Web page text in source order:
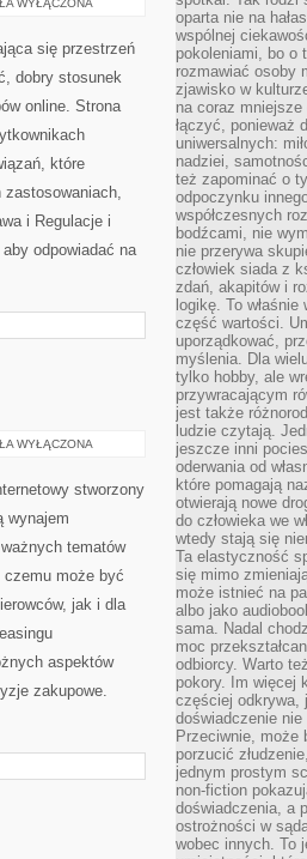
WYŁĄCZONA
się przestrzeń
dobry stosunek
online. Strona
które
zastosowaniach,
i Regulacje i
odpowiadać na
WYŁĄCZONA
stworzony
wynajem
tematów
może być
jak i dla
aspektów
zakupowe.
oparta nie na
wspólnej
pokoleniami, bo o
rozmawiać osoby
zjawisko w
na coraz mniejsze
łączyć, ponieważ
uniwersalnych:
nadziei,
też zapominać o
odpoczynku
współczesnych
bodźcami, nie
nie przerywa
człowiek siada z
zdań, akapitów i
logikę. To
część wartości.
uporządkować,
myślenia. Dla
tylko hobby, ale
przywracającym
jest także
ludzie czytają.
jeszcze inni
oderwania od
które pomagają
otwierają nowe
do człowieka we
wtedy stają się
Ta elastyczność
się mimo
może istnieć na
albo jako
sama. Nadal
moc
odbiorcy. Warto
pokory. Im więcej
częściej odkrywa,
doświadczenie
Przeciwnie, może
porzucić
jednym prostym
non-fiction
doświadczenia, a
ostrożności w
wobec innych. To